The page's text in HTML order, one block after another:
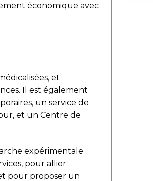
économique avec
et
Il est également
un service de
et un Centre de
expérimentale
pour allier
pour proposer un